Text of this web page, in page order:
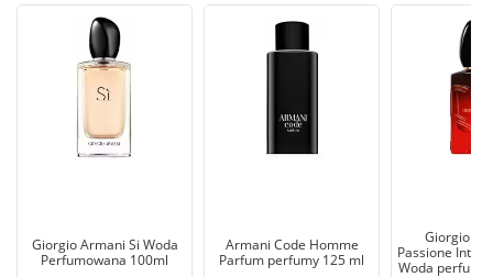
Giorgio Armani Si Woda
Perfumowana 100ml
Armani Code Homme
Parfum perfumy 125 ml
Giorgio
Passione
Woda